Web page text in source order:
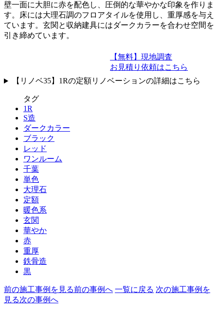
壁一面に大胆に赤を配色し、圧倒的な華やかな印象を作りま
す。床には大理石調のフロアタイルを使用し、重厚感を与え
ています。玄関と収納建具にはダークカラーを合わせ空間を
引き締めています。
【無料】現地調査
お見積り依頼はこちら
【リノベ35】1Rの定額リノベーションの詳細はこちら
タグ
1R
S造
ダークカラー
ブラック
レッド
ワンルーム
千葉
単色
大理石
定額
暖色系
玄関
華やか
赤
重厚
鉄骨造
黒
前の施工事例を見る前の事例へ 一覧に戻る 次の施工事例を
見る次の事例へ